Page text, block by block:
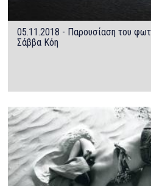
05.11.2018 - Παρουσίαση του
Σάββα Κόη